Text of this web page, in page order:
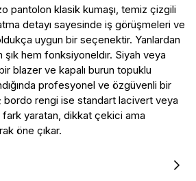
pantolon klasik kumaşı, temiz çizgili
detayı sayesinde iş görüşmeleri ve
uygun bir seçenektir. Yanlardan
şık hem fonksiyoneldır. Siyah veya
bir blazer ve kapalı burun topuklu
profesyonel ve özgüvenli bir
bordo rengi ise standart lacivert veya
fark yaratan, dikkat çekici ama
öne çıkar.